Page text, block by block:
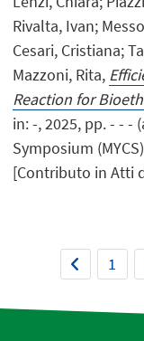
Rivalta, Ivan;
Cesari, Cristiana;
Mazzoni, Rita,
Reaction for
in: -, 2025, pp. - - -
Symposium
[Contributo in Atti
1